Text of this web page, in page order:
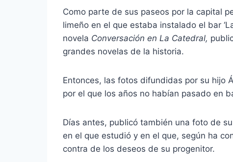
Como parte de sus paseos por la capital
limeño en el que estaba instalado el bar
novela Conversación en La Catedral,
grandes novelas de la historia.
Entonces, las fotos difundidas por su hijo
por el que los años no habían pasado en
Días antes, publicó también una foto de
en el que estudió y en el que, según ha
contra de los deseos de su progenitor.